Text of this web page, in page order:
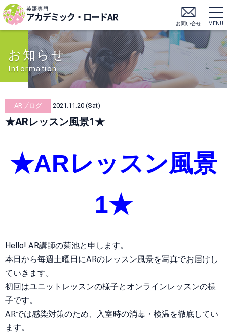
英語専門
アカデミック・ロードAR
お問い合せ MENU
お知らせ
Information
ARブログ 2021.11.20 (Sat)
★ARレッスン風景1★
★ARレッスン風景
1★
Hello! AR講師の菊池と申します。
本日から毎週土曜日にARのレッスン風景を写真でお届けし
ていきます。
初回はユニットレッスンの様子とオンラインレッスンの様
子です。
ARでは感染対策のため、入室時の消毒・検温を徹底してい
ます。